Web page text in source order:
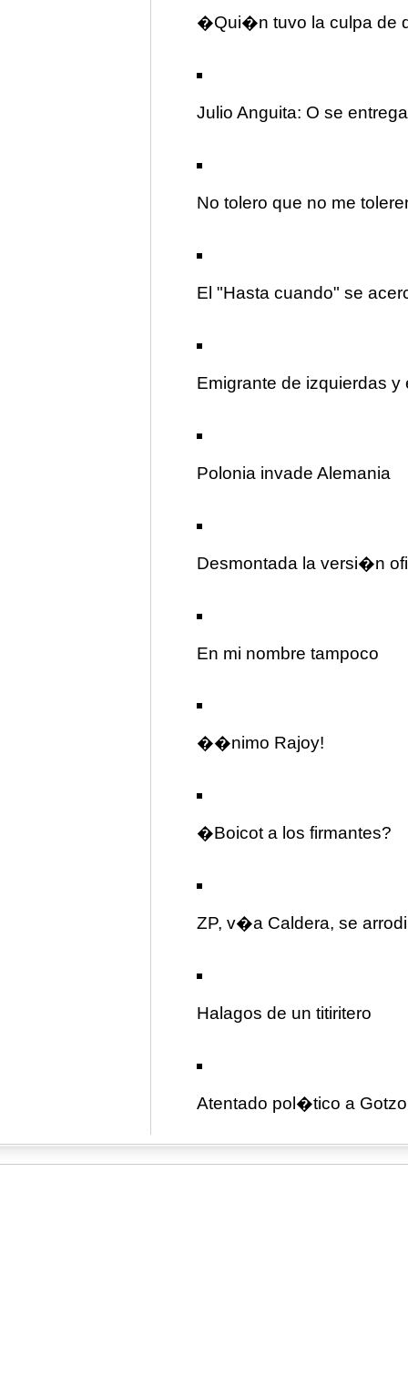
�Qui�n tuvo la culpa de
Julio Anguita: O se
No tolero que no me
El "Hasta cuando" se
Emigrante de izquierdas
Polonia invade Alemania
Desmontada la versi�n
En mi nombre tampoco
��nimo Rajoy!
�Boicot a los firmantes?
ZP, v�a Caldera, se
Halagos de un titiritero
Atentado pol�tico a